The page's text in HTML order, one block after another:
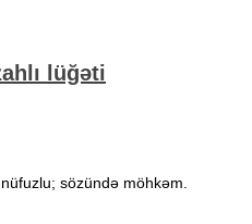
lüğəti
sözündə möhkəm.